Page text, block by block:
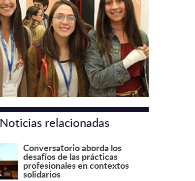
Noticias relacionadas
Conversatorio aborda los
desafíos de las prácticas
profesionales en contextos
solidarios